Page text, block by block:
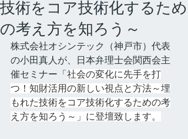
技術をコア技術化するため
の考え方を知ろう～
株式会社オシンテック（神戸市）代表
の小田真人が、日本弁理士会関西会主
催セミナー「 社会の変化に先手を打
つ！知財活用の新しい視点と方法～埋
もれた技術をコア技術化するための考
え方を知ろう～」に登壇致します。